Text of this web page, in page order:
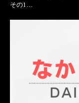
その1…